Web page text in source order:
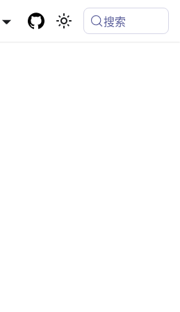
搜索